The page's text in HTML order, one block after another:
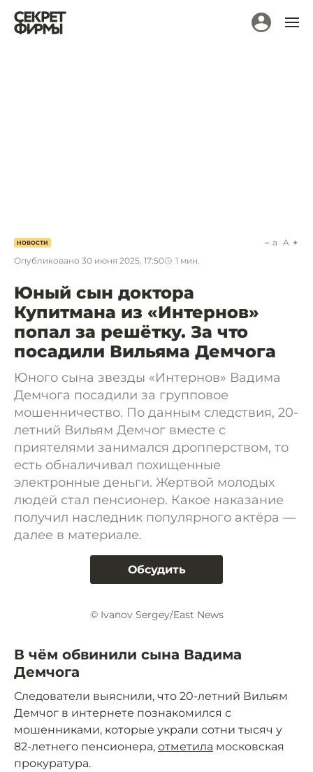
НОВОСТИ
Опубликовано 30 июня 2025, 17:50 1 мин.
a A
Юный сын доктора
Купитмана из «Интернов»
попал за решётку. За что
посадили Вильяма Демчога
Юного сына звезды «Интернов» Вадима
Демчога посадили за групповое
мошенничество. По данным следствия, 20-
летний Вильям Демчог вместе с
приятелями занимался дропперством, то
есть обналичивал похищенные
электронные деньги. Жертвой молодых
людей стал пенсионер. Какое наказание
получил наследник популярного актёра —
далее в материале.
Обсудить
© Ivanov Sergey/East News
В чём обвинили сына Вадима
Демчога
Следователи выяснили, что 20-летний Вильям
Демчог в интернете познакомился с
мошенниками, которые украли сотни тысяч у
82-летнего пенсионера, отметила московская
прокуратура.